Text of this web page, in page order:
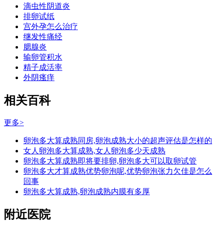
滴虫性阴道炎
排卵试纸
宫外孕怎么治疗
继发性痛经
腮腺炎
输卵管积水
精子成活率
外阴瘙痒
相关百科
更多>
卵泡多大算成熟同房,卵泡成熟大小的超声评估是怎样的
女人卵泡多大算成熟,女人卵泡多少天成熟
卵泡多大算成熟即将要排卵,卵泡多大可以取卵试管
卵泡多大才算成熟优势卵泡呢,优势卵泡张力欠佳是怎么
回事
卵泡多大算成熟,卵泡成熟内膜有多厚
附近医院